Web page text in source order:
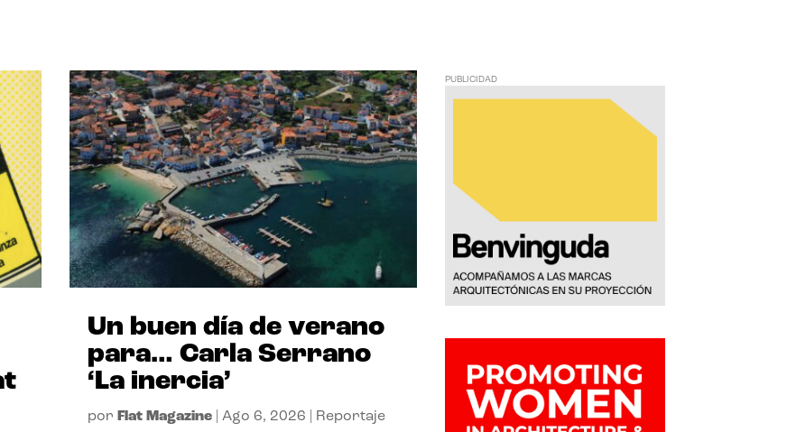
Un buen día de verano
para… Carla Serrano
‘La inercia’
por Flat Magazine| Ago 6, 2026 Reportaje
PUBLICIDAD